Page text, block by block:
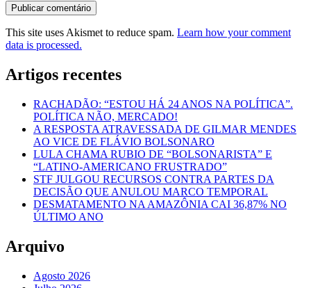
This site uses Akismet to reduce spam. Learn how your comment
data is processed.
Artigos recentes
RACHADÃO: “ESTOU HÁ 24 ANOS NA POLÍTICA”.
POLÍTICA NÃO, MERCADO!
A RESPOSTA ATRAVESSADA DE GILMAR MENDES
AO VICE DE FLÁVIO BOLSONARO
LULA CHAMA RUBIO DE “BOLSONARISTA” E
“LATINO-AMERICANO FRUSTRADO”
STF JULGOU RECURSOS CONTRA PARTES DA
DECISÃO QUE ANULOU MARCO TEMPORAL
DESMATAMENTO NA AMAZÔNIA CAI 36,87% NO
ÚLTIMO ANO
Arquivo
Agosto 2026